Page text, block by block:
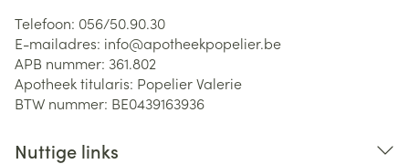
Telefoon: 056/50.90.30
E-mailadres: info@apotheekpopelier.be
APB nummer: 361.802
Apotheek titularis: Popelier Valerie
BTW nummer: BE0439163936
Nuttige links